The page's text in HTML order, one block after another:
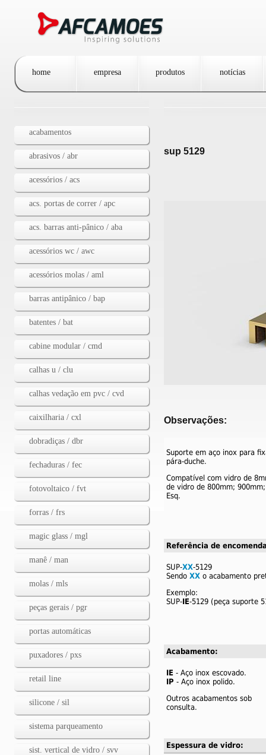
home empresa produtos notícias
acabamentos
abrasivos / abr
acessórios / acs
acs. portas de correr / apc
acs. barras anti-pânico / aba
acessórios wc / awc
acessórios molas / aml
barras antipânico / bap
batentes / bat
cabine modular / cmd
calhas u / clu
calhas vedação em pvc / cvd
caixilharia / cxl
dobradiças / dbr
fechaduras / fec
fotovoltaico / fvt
forras / frs
magic glass / mgl
manê / man
molas / mls
peças gerais / pgr
portas automáticas
puxadores / pxs
retail line
silicone / sil
sistema parqueamento
sist. vertical de vidro / svv
sup 5129
Observações:
Suporte em aço inox para
pára-duche.
Compatível com vidro de
de vidro de 800mm;
Esq.
Referência de
SUP-XX-5129
Sendo XXo acabamento
Exemplo:
SUP-IE-5129 (peça suporte
Acabamento:
IE- Aço inox escovado.
IP - Aço inox polido.
Outros acabamentos sob
consulta.
Espessura de vidro: